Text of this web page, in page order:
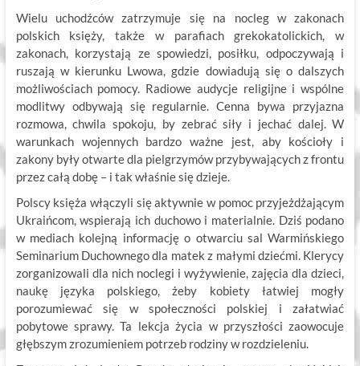
Wielu uchodźców zatrzymuje się na nocleg w zakonach
polskich księży, także w parafiach grekokatolickich, w
zakonach, korzystają ze spowiedzi, posiłku, odpoczywają i
ruszają w kierunku Lwowa, gdzie dowiadują się o dalszych
możliwościach pomocy. Radiowe audycje religijne i wspólne
modlitwy odbywają się regularnie. Cenna bywa przyjazna
rozmowa, chwila spokoju, by zebrać siły i jechać dalej. W
warunkach wojennych bardzo ważne jest, aby kościoły i
zakony były otwarte dla pielgrzymów przybywających z frontu
przez całą dobę – i tak właśnie się dzieje.
Polscy księża włączyli się aktywnie w pomoc przyjeżdżającym
Ukraińcom, wspierają ich duchowo i materialnie. Dziś podano
w mediach kolejną informację o otwarciu sal Warmińskiego
Seminarium Duchownego dla matek z małymi dziećmi. Klerycy
zorganizowali dla nich noclegi i wyżywienie, zajęcia dla dzieci,
naukę języka polskiego, żeby kobiety łatwiej mogły
porozumiewać się w społeczności polskiej i załatwiać
pobytowe sprawy. Ta lekcja życia w przyszłości zaowocuje
głębszym zrozumieniem potrzeb rodziny w rozdzieleniu.